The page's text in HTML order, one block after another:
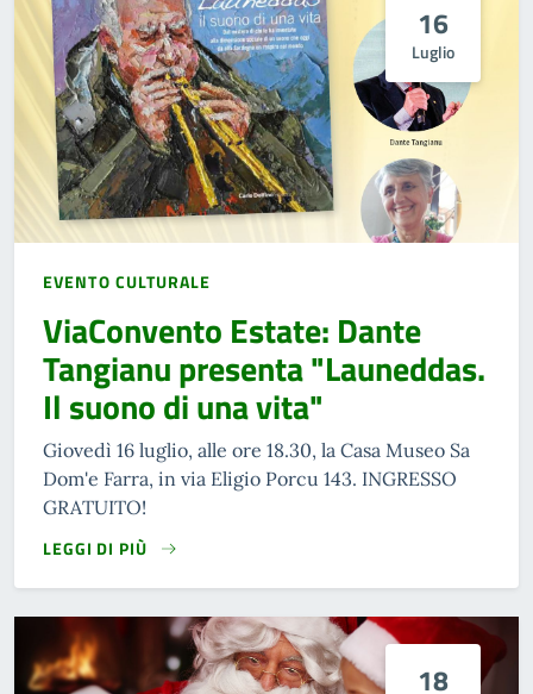
16
Luglio
EVENTO CULTURALE
ViaConvento Estate: Dante
Tangianu presenta "Launeddas.
Il suono di una vita"
Giovedì 16 luglio, alle ore 18.30, la Casa Museo Sa
Dom'e Farra, in via Eligio Porcu 143. INGRESSO
GRATUITO!
LEGGI DI PIÙ
18